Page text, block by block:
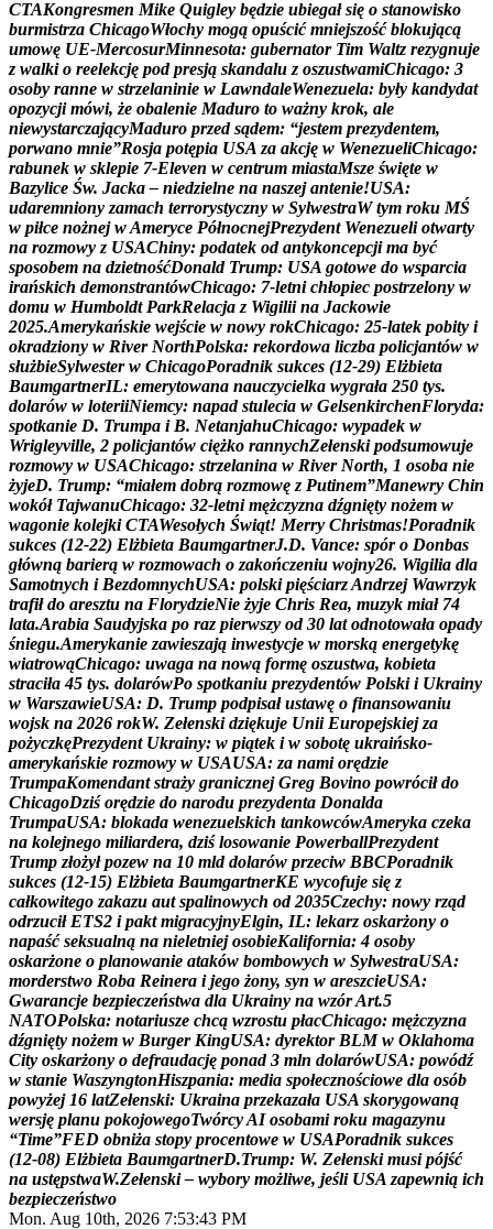
CTAKongresmen Mike Quigley będzie ubiegał się o stanowisko
burmistrza ChicagoWłochy mogą opuścić mniejszość blokującą
umowę UE-MercosurMinnesota: gubernator Tim Waltz rezygnuje
z walki o reelekcję pod presją skandalu z oszustwamiChicago: 3
osoby ranne w strzelaninie w LawndaleWenezuela: były kandydat
opozycji mówi, że obalenie Maduro to ważny krok, ale
niewystarczającyMaduro przed sądem: “jestem prezydentem,
porwano mnie”Rosja potępia USA za akcję w WenezueliChicago:
rabunek w sklepie 7-Eleven w centrum miastaMsze święte w
Bazylice Św. Jacka – niedzielne na naszej antenie!USA:
udaremniony zamach terrorystyczny w SylwestraW tym roku MŚ
w piłce nożnej wAmeryce PółnocnejPrezydent Wenezueli otwarty
na rozmowy z USAChiny: podatek od antykoncepcji ma być
sposobem na dzietnośćDonald Trump: USA gotowe do wsparcia
irańskich demonstrantówChicago: 7-letni chłopiec postrzelony w
domu w Humboldt ParkRelacja z Wigilii na Jackowie
2025.Amerykańskie wejście w nowy rokChicago: 25-latek pobity i
okradziony w River NorthPolska: rekordowa liczba policjantów w
służbieSylwester w ChicagoPoradnik sukces (12-29) Elżbieta
BaumgartnerIL: emerytowana nauczycielka wygrała 250 tys.
dolarów w loteriiNiemcy: napad stulecia w GelsenkirchenFloryda:
spotkanie D. Trumpa i B. NetanjahuChicago: wypadek w
Wrigleyville, 2 policjantów ciężko rannychZełenski podsumowuje
rozmowy w USAChicago: strzelanina w River North, 1 osoba nie
żyjeD. Trump: “miałem dobrą rozmowę z Putinem”Manewry Chin
wokół TajwanuChicago: 32-letni mężczyzna dźgnięty nożem w
wagonie kolejki CTAWesołych Świąt! Merry Christmas!Poradnik
sukces (12-22) Elżbieta BaumgartnerJ.D. Vance: spór o Donbas
główną barierą w rozmowach o zakończeniu wojny26. Wigilia dla
Samotnych i BezdomnychUSA: polski pięściarzAndrzej Wawrzyk
trafił do aresztu na FlorydzieNie żyje Chris Rea, muzyk miał 74
lata.Arabia Saudyjska po raz pierwszy od 30 lat odnotowała opady
śniegu.Amerykanie zawieszają inwestycje w morską energetykę
wiatrowąChicago: uwaga na nową formę oszustwa, kobieta
straciła 45 tys. dolarówPo spotkaniu prezydentów Polski i Ukrainy
w WarszawieUSA: D. Trump podpisał ustawę o finansowaniu
wojsk na 2026 rokW. Zełenski dziękuje Unii Europejskiej za
pożyczkęPrezydent Ukrainy: w piątek i w sobotę ukraińsko-
amerykańskie rozmowy w USAUSA: za nami orędzie
TrumpaKomendant straży granicznej Greg Bovino powrócił do
ChicagoDziś orędzie do narodu prezydenta Donalda
TrumpaUSA: blokada wenezuelskich tankowcówAmeryka czeka
na kolejnego miliardera, dziś losowanie PowerballPrezydent
Trump złożył pozew na 10 mld dolarów przeciw BBCPoradnik
sukces (12-15) Elżbieta BaumgartnerKE wycofuje się z
całkowitego zakazu aut spalinowych od 2035Czechy: nowy rząd
odrzucił ETS2 i pakt migracyjnyElgin, IL: lekarz oskarżony o
napaść seksualną na nieletniej osobieKalifornia: 4 osoby
oskarżone o planowanie ataków bombowych w SylwestraUSA:
morderstwo Roba Reinera i jego żony, syn w areszcieUSA:
Gwarancje bezpieczeństwa dla Ukrainy na wzórArt.5
NATOPolska: notariusze chcą wzrostu płacChicago: mężczyzna
dźgnięty nożem w Burger KingUSA: dyrektor BLM w Oklahoma
City oskarżony o defraudację ponad 3 mln dolarówUSA: powódź
w stanie WaszyngtonHiszpania: media społecznościowe dla osób
powyżej 16 latZełenski: Ukraina przekazała USA skorygowaną
wersję planu pokojowegoTwórcyAI osobami roku magazynu
“Time”FED obniża stopy procentowe w USAPoradnik sukces
(12-08) Elżbieta BaumgartnerD.Trump: W. Zełenski musi pójść
na ustępstwaW.Zełenski – wybory możliwe, jeśli USA zapewnią ich
bezpieczeństwo
Mon. Aug 10th, 2026 7:53:43 PM